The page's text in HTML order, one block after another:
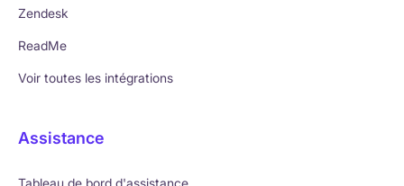
Zendesk
ReadMe
Voir toutes les intégrations
Assistance
Tableau de bord d'assistance